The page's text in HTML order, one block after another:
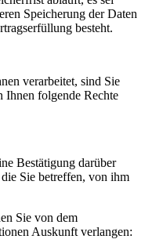
Speicherung der Daten
besteht.
verarbeitet, sind Sie
Ihnen folgende Rechte
Bestätigung darüber
Sie betreffen, von ihm
Sie von dem
Auskunft verlangen: